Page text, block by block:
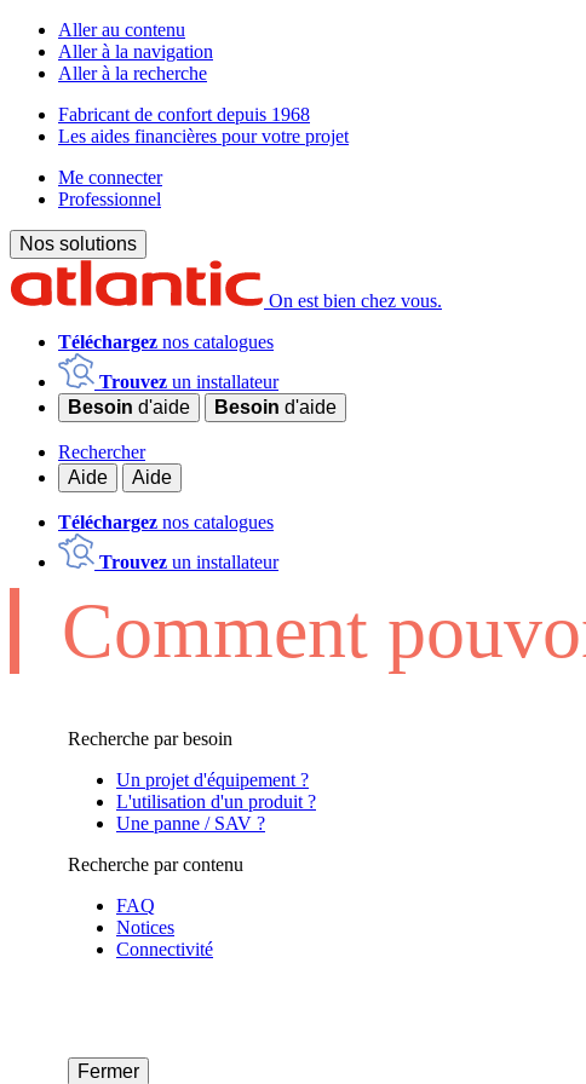
Aller au contenu
Aller à la navigation
Aller à la recherche
Fabricant de confort depuis 1968
Les aides financières pour votre projet
Me connecter
Professionnel
Nos solutions
On est bien chez vous.
Téléchargez nos catalogues
Trouvez un installateur
Besoin d'aide Besoin d'aide
Rechercher
Aide
Aide
Téléchargez nos catalogues
Trouvez un installateur
Comment
Recherche par besoin
Un projet d'équipement ?
L'utilisation d'un produit ?
Une panne / SAV ?
Recherche par contenu
FAQ
Notices
Connectivité
Fermer